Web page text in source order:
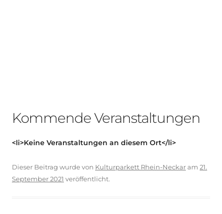
Kommende Veranstaltungen
<li>Keine Veranstaltungen an diesem Ort</li>
Dieser Beitrag wurdevon Kulturparkett Rhein-Neckaram 21.
September 2021 veröffentlicht.